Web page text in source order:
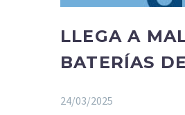
LLEGA A
BATERÍAS
24/03/2025